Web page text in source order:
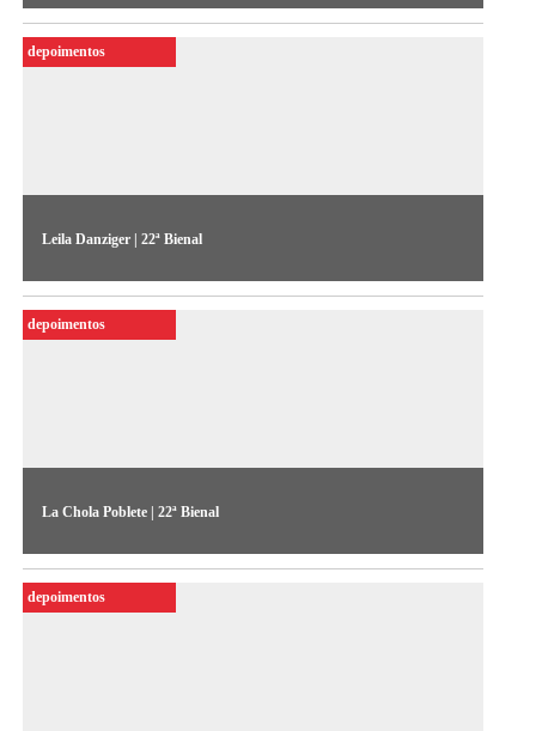
O artista fala sobre sua obra “Mulika” (2022), exposta na 22ª
Bienal Sesc_Videobrasil
Leila Danziger | 22ª Bienal
A artista fala sobre sua obra “O que desaparece, o que resiste”
(2023), exposta na 22ª Bienal Sesc_Videobrasil
depoimentos
La Chola Poblete | 22ª Bienal
A artista fala sobre suas obras expostas na 22ª Bienal
Sesc_Videobrasil
depoimentos
depoimentos